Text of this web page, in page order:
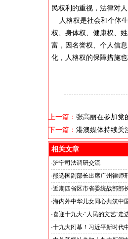
民权利的重视，法律对
人格权是社会和个体
权、身体权、健康权、
富，因名誉权、个人信
化，人格权的保障措施也
上一篇： 张高丽在参加党
下一篇： 港澳媒体持续关
相关文章
·沪宁司法调研交流
共探司法鉴定发展新路
·熊选国副部长出席广州律师
工作
·近期四省区市省委统战部部
·海内外中华儿女同心共筑中
·喜迎十九大·“人民的文艺”走
·十九大闭幕！习近平新时代